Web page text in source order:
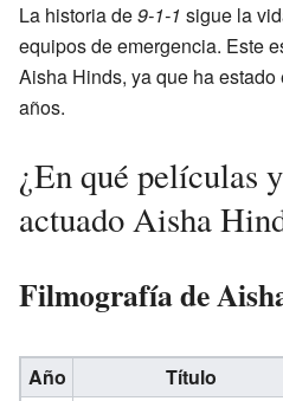
La historia de9-1-1 sigue la
equipos de emergencia. Este
Aisha Hinds, ya que ha
años.
¿En qué películas
actuado Aisha
Filmografía de
Año Título